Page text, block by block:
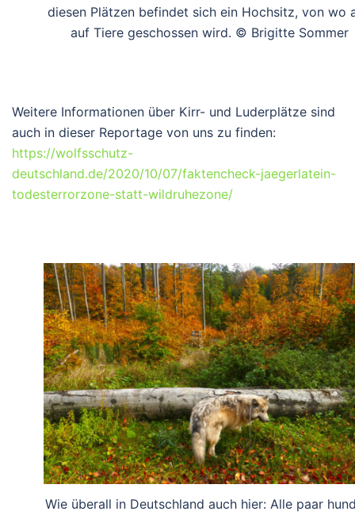
diesen Plätzen befindet sich ein Hochsitz, von wo
auf Tiere geschossen wird. © Brigitte Sommer
Weitere Informationen über Kirr- und Luderplätze sind
auch in dieser Reportage von uns zu finden:
https://wolfsschutz-
deutschland.de/2020/10/07/faktencheck-jaegerlatein-
todesterrorzone-statt-wildruhezone/
Wie überall in Deutschland auch hier: Alle paar